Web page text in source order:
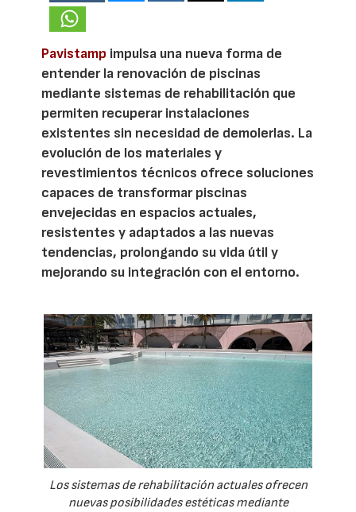
Pavistamp impulsa una nueva forma de
entender la renovación de piscinas
mediante sistemas de rehabilitación que
permiten recuperar instalaciones
existentes sin necesidad de demolerlas. La
evolución de los materiales y
revestimientos técnicos ofrece soluciones
capaces de transformar piscinas
envejecidas en espacios actuales,
resistentes y adaptados a las nuevas
tendencias, prolongando su vida útil y
mejorando su integración con el entorno.
Los sistemas de rehabilitación actuales ofrecen
nuevas posibilidades estéticas mediante